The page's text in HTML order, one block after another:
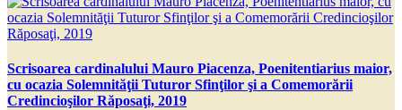
Scrisoarea cardinalului Mauro Piacenza, Poenitentiarius maior,
cu ocazia Solemnităţii Tuturor Sfinţilor şi a Comemorării
Credincioşilor Răposaţi, 2019